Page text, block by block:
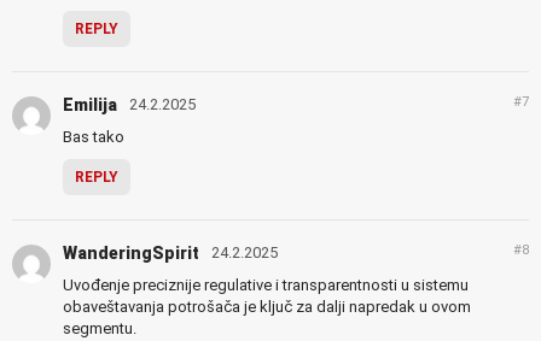
REPLY
Emilija 24.2.2025 #7
Bas tako
REPLY
WanderingSpirit 24.2.2025 #8
Uvođenje preciznije regulative i transparentnosti u sistemu
obaveštavanja potrošača je ključ za dalji napredak u ovom
segmentu.